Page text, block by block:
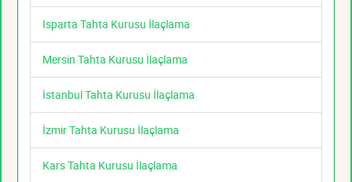
Isparta Tahta Kurusu İlaçlama
Mersin Tahta Kurusu İlaçlama
İstanbul Tahta Kurusu İlaçlama
İzmir Tahta Kurusu İlaçlama
Kars Tahta Kurusu İlaçlama